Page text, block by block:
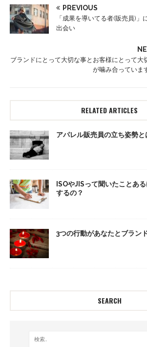
PREVIOUS
「成果を導いてる者(販売員)」
出会い
ブランドにとって大切な事とお客様にとって大
が噛み合っていま
RELATED ARTICLES
アパレル販売員の立ち姿勢と
ISOやJISって聞いたことあ
するの？
3つの行動があなたとブラン
SEARCH